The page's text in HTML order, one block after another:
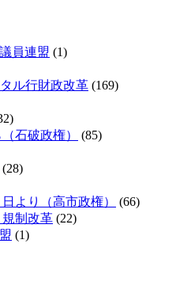
員連盟 (1)
ル行財政改革 (169)
石破政権）
(85)
(28)
より（高市政権）
(66)
制改革 (22)
(1)